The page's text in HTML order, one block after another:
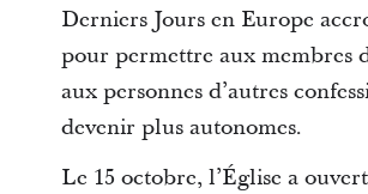
Derniers Jours en Europe
pour permettre aux membres
aux personnes d’autres
devenir plus autonomes.
Le 15 octobre, l’Église a